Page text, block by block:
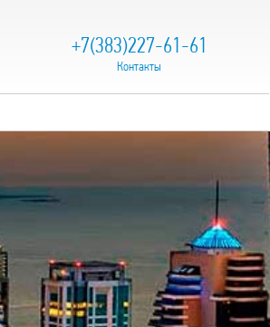
+7(383)227-61-61
Контакты